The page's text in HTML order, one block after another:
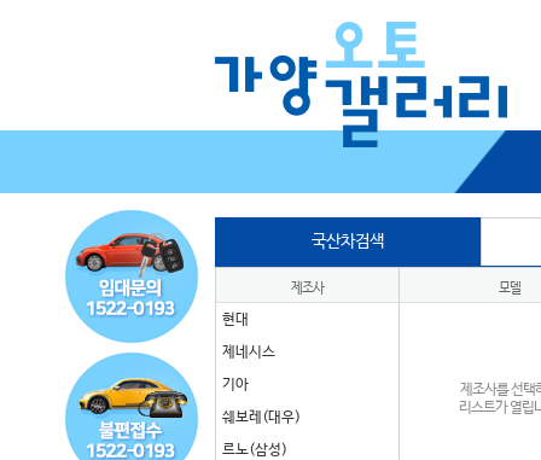
국산차검색
제조사
현대
제네시스
기아
쉐보레(대우)
르노(삼성)
모델
제조사를 선택
리스트가 열립